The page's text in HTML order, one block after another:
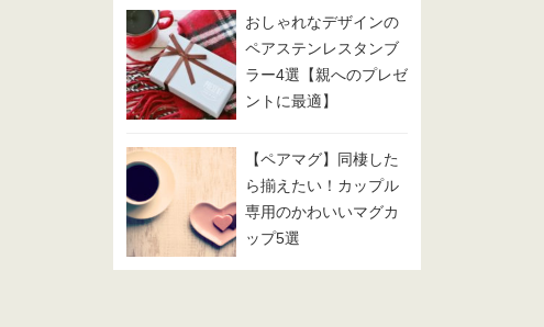
おしゃれなデザインの
ペアステンレスタンブ
ラー4選【親へのプレゼ
ントに最適】
【ペアマグ】同棲した
ら揃えたい！カップル
専用のかわいいマグカ
ップ5選